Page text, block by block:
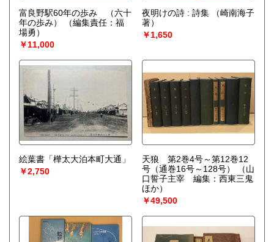
富良野駅60年の歩み （六十
年の歩み）
（編集責任：福
場勇）
￥11,000
夜明けの詩 : 詩集
（崎南海子
著）
￥1,650
絵葉書「樺太大泊本町大通」
￥2,750
天狼 第2巻4号～第12巻12
号（通巻16号～128号）
（山
口誓子主宰 編集：西東三鬼
ほか）
￥49,500